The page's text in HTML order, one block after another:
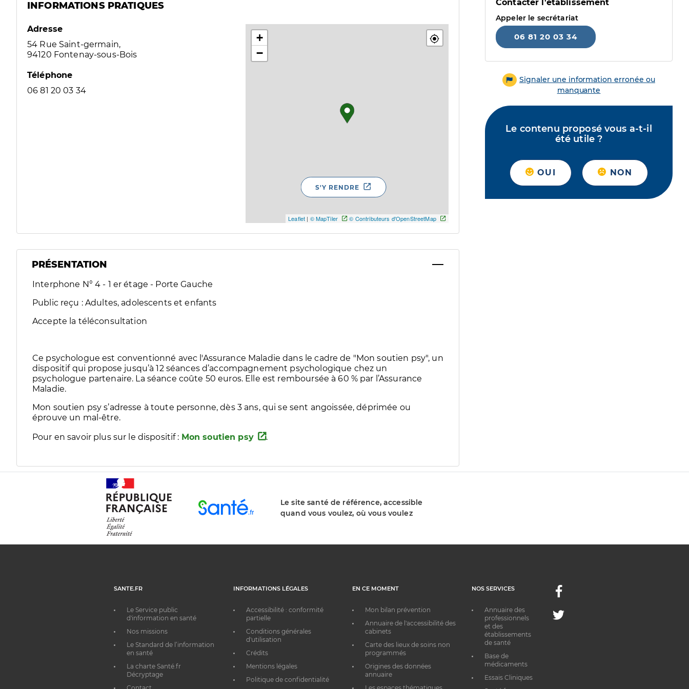
INFORMATIONS PRATIQUES
Adresse
54 Rue Saint-germain,
94120 Fontenay-sous-Bois
Téléphone
06 81 20 03 34
+
−
Leaflet | © MapTiler © Contributeurs d'OpenStreetMap
S'Y RENDRE
PRÉSENTATION
Interphone N° 4 - 1 er étage - Porte Gauche
Public reçu : Adultes, adolescents et enfants
Accepte la téléconsultation
Ce psychologue est conventionné avec l'Assurance Maladie dans le cadre de "Mon soutien psy", un
dispositif qui propose jusqu’à 12 séances d’accompagnement psychologique chez un
psychologue partenaire. La séance coûte 50 euros. Elle est remboursée à 60 % par l’Assurance
Maladie.
Mon soutien psy s’adresse à toute personne, dès 3 ans, qui se sent angoissée, déprimée ou
éprouve un mal-être.
Pour en savoir plus sur le dispositif : Mon soutien psy .
Contacter l'établissement
Appeler le secrétariat
06 81 20 03 34
Signaler une information erronée ou
manquante
Le contenu proposé vous a-t-il
été utile ?
OUI NON
Le site santé de référence, accessible
quand vous voulez, où vous voulez
SANTE.FR
Le Service public
d'information en santé
Nos missions
Le Standard de l’information
en santé
La charte Santé.fr
Décryptage
INFORMATIONS LÉGALES
Accessibilité : conformité
partielle
Conditions générales
d'utilisation
Crédits
Mentions légales
Politique de confidentialité
EN CE MOMENT
Mon bilan prévention
Annuaire de l'accessibilité des
cabinets
Carte des lieux de soins non
programmés
Origines des données
annuaire
NOS SERVICES
Annuaire des
professionnels
et des
établissements
de santé
Base de
médicaments
Essais Cliniques
Facebook
Twitter